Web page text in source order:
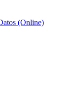
(Online)